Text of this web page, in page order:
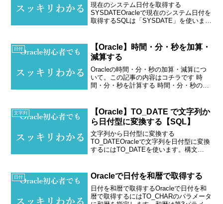
現在のシステム日付を取得する
SYSDATEOracleで現在のシステム日付を
取得するSQLは「SYSDATE」を使いま
SELECT SYSDATE FROM...
日付
【Oracle】時間・分・秒を加算・
減算する
Oracleの時間・分・秒の加算・減算につ
いて。この記事の内容はコチラです 時
間・分・秒を計算する 時間・分・秒の書
ます！時間・分・秒を加算・減算する日
付型の計算は...
文字列
【Oracle】TO_DATE で文字列か
ら日付型に変換する【SQL】
文字列から日付型に変換する
TO_DATEOracleで文字列を日付型に変換
するにはTO_DATEを使います。構文
ケタ MM・・・月2桁 DD・・・日2桁...
日付 Oracleで日付を和暦で取得する
日付を和暦で取得するOracleで日付を和
暦で取得するにはTO_CHARのパラメータ